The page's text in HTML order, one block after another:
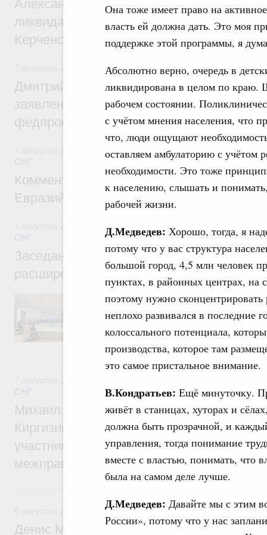
Она тоже имеет право на
власть ей должна дать. Это моя
поддержке этой программы, я
Абсолютно верно, очередь в
ликвидирована в целом по краю.
рабочем состоянии.
с учётом мнения населения, что
что, люди ощущают
оставляем амбулаторию с учётом
необходимости. Это тоже
к населению, слышать и
рабочей жизни.
Д.Медведев: Хорошо, тогда, я
потому что у вас структура
большой город, 4,5 млн человек
пунктах, в районных центрах, на
поэтому нужно
неплохо развивался в последние
колоссального потенциала,
производства, которое там
это самое пристальное внимание.
В.Кондратьев: Ещё минуточку.
живёт в станицах, хуторах и
должна быть прозрачной, и
управления, тогда понимание
вместе с властью, понимать, что
была на самом деле лучше.
Д.Медведев: Давайте мы с этим
России», потому что у нас
Александр Козлов провёл заседание
ликвидации последствий чрезвычайной
Керченском проливе
Среднее профессиональное образование
Дмитрий Чернышенко: Установлен
заявлений от абитуриентов колледжей и
федпроекта «Профессионалитет»
Евразийский экономический союз.
СНГ
Комментарий Алексея Оверчука по
Евразийского межправительственного
Евразийский экономический союз.
СНГ
Заседание Евразийского
расширенном составе
В повестке заседания актуальные задачи
регулирования и администрирования,
обеспечение продовольственной
железнодорожных перевозок,
рынка.
СНГ
Михаил Мишустин принял участие во
Киргизии Садыра Жапарова с главами
участников заседания Евразийского
межправительственного совета
Общие вопросы промышленной политики
Денис Мантуров провёл заседание